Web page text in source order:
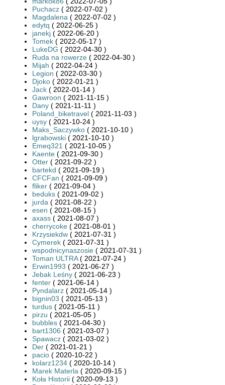
Puchacz ( 2022-07-02 )
Magdalena ( 2022-07-02 )
edytq ( 2022-06-25 )
janekj ( 2022-06-20 )
Tomek ( 2022-05-17 )
LukeDG ( 2022-04-30 )
Ruda na rowerze ( 2022-04-30 )
Mijah ( 2022-04-24 )
Legion ( 2022-03-30 )
Djoko ( 2022-01-21 )
Jack ( 2022-01-14 )
Gawroon ( 2021-11-15 )
Dany ( 2021-11-11 )
Poland_biketravel ( 2021-11-03 )
uysy ( 2021-10-24 )
Maks_Saczywko ( 2021-10-10 )
lgrabowski ( 2021-10-10 )
Emeq321 ( 2021-10-05 )
Kaente ( 2021-09-30 )
Otter ( 2021-09-22 )
bartekd ( 2021-09-19 )
CFCFan ( 2021-09-09 )
fliker ( 2021-09-04 )
beduks ( 2021-09-02 )
jurda ( 2021-08-22 )
esen ( 2021-08-15 )
axass ( 2021-08-07 )
cherrycoke ( 2021-08-01 )
Krzysiekdw ( 2021-07-31 )
Cymerek ( 2021-07-31 )
wspodnicynaszosie ( 2021-07-31 )
Toman ULTRA( 2021-07-24 )
Erwin1993 ( 2021-06-27 )
Jebak Leśny ( 2021-06-23 )
fenter ( 2021-06-14 )
Pyndalarz ( 2021-05-14 )
bignin03 ( 2021-05-13 )
turdus ( 2021-05-11 )
pirzu ( 2021-05-05 )
bubbles ( 2021-04-30 )
bart1306 ( 2021-03-07 )
Spawacz ( 2021-03-02 )
Der ( 2021-01-21 )
pacio ( 2020-10-22 )
kolarz1234 ( 2020-10-14 )
Marek Materla ( 2020-09-15 )
Koła Historii ( 2020-09-13 )